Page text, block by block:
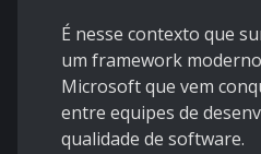
É nesse contexto que
um framework
Microsoft que vem
entre equipes de
qualidade de software.